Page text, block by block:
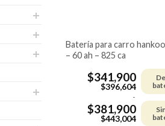
batería para carro hankook caja 35
– 60 ah – 825 ca
$341,900
$396,604
-
$381,900
$443,004